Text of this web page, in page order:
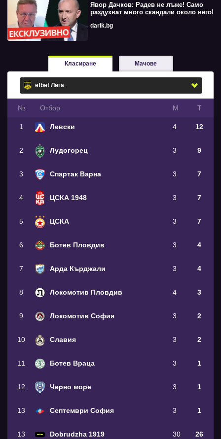
Явор Дачков: Радев не лъже! Само
раздухват много скандали около него!
darik.bg
Класиране Мачове
№ Oтбор М Т
1 Левски 4 12
2 Лудогорец 3 9
3 Спартак Варна 3 7
4 ЦСКА 1948 3 7
5 ЦСКА 3 7
6 Ботев Пловдив 3 4
7 Арда Кърджали 3 4
8 Локомотив Пловдив 4 3
9 Локомотив София 3 2
10 Славия 3 2
11 Ботев Враца 3 1
12 Черно море 3 1
13 Септември София 3 1
13 Dobrudzha 1919 30 26